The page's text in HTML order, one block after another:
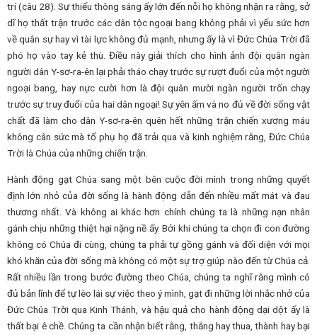
trí (câu 28). Sự thiếu thông sáng ấy lớn đến nỗi họ không nhận ra rằng, sở
dĩ họ thất trận trước các dân tộc ngoại bang không phải vì yếu sức hơn
về quân sự hay vì tài lực không đủ mạnh, nhưng ấy là vì Đức Chúa Trời đã
phó họ vào tay kẻ thù. Điều này giải thích cho hình ảnh đội quân ngàn
người dân Y-sơ-ra-ên lại phải tháo chạy trước sự rượt đuổi của một người
ngoại bang, hay nực cười hơn là đội quân mười ngàn người trốn chạy
trước sự truy đuổi của hai dân ngoại! Sự yên ấm và no đủ về đời sống vật
chất đã làm cho dân Y-sơ-ra-ên quên hết những trận chiến xương máu
không cân sức mà tổ phụ họ đã trải qua và kinh nghiệm rằng, Đức Chúa
Trời là Chúa của những chiến trận.
Hành động gạt Chúa sang một bên cuộc đời mình trong những quyết
định lớn nhỏ của đời sống là hành động dẫn đến nhiều mất mát và đau
thương nhất. Và không ai khác hơn chính chúng ta là những nạn nhân
gánh chịu những thiệt hại nặng nề ấy. Bởi khi chúng ta chọn đi con đường
không có Chúa đi cùng, chúng ta phải tự gồng gánh và đối diện với mọi
khó khăn của đời sống mà không có một sự trợ giúp nào đến từ Chúa cả.
Rất nhiều lần trong bước đường theo Chúa, chúng ta nghĩ rằng mình có
đủ bản lĩnh để tự lèo lái sự việc theo ý mình, gạt đi những lời nhắc nhở của
Đức Chúa Trời qua Kinh Thánh, và hậu quả cho hành động dại dột ấy là
thất bại ê chề. Chúng ta cần nhận biết rằng, thắng hay thua, thành hay bại